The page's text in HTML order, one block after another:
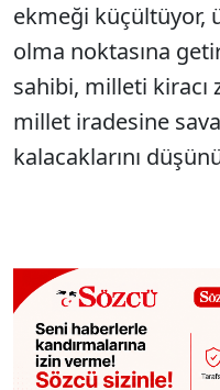
ekmeği küçültüyor,
olma noktasına
sahibi, milleti kiracı
millet iradesine
kalacaklarını